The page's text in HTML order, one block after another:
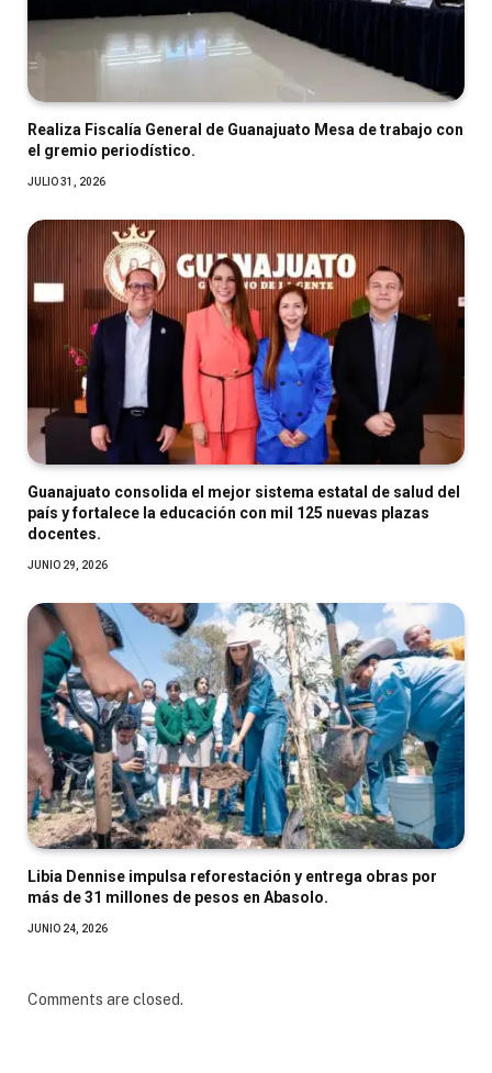
Realiza Fiscalía General de Guanajuato Mesa de trabajo con
el gremio periodístico.
JULIO 31, 2026
Guanajuato consolida el mejor sistema estatal de salud del
país y fortalece la educación con mil 125 nuevas plazas
docentes.
JUNIO 29, 2026
Libia Dennise impulsa reforestación y entrega obras por
más de 31 millones de pesos en Abasolo.
JUNIO 24, 2026
Comments are closed.